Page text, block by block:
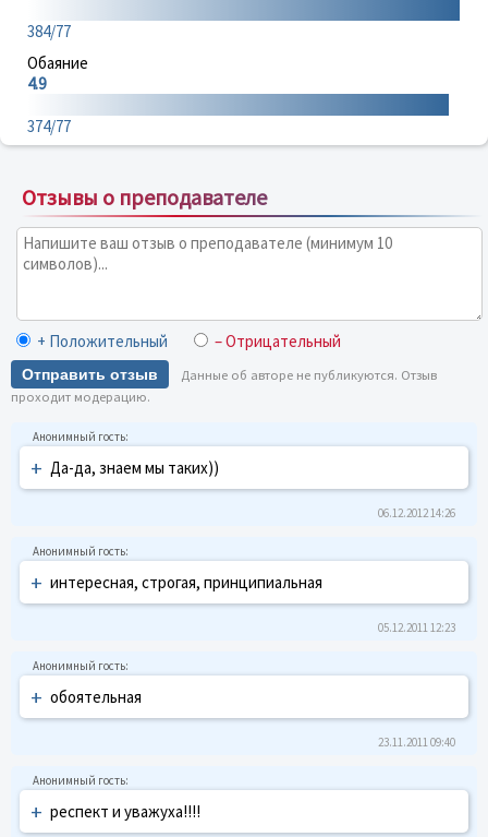
384/77
Обаяние
4.9
374/77
Отзывы о преподавателе
+ Положительный – Отрицательный
Отправить отзыв
Данные об авторе не публикуются. Отзыв
проходит модерацию.
+ Да-да, знаем мы таких))
06.12.2012 14:26
+ интересная, строгая, принципиальная
05.12.2011 12:23
+ обоятельная
23.11.2011 09:40
+ респект и уважуха!!!!